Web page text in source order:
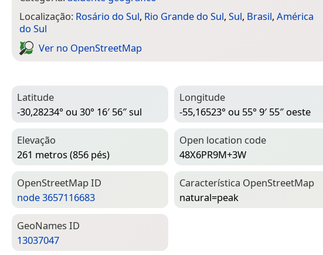
Localização: Rosário do Sul, Rio Grande do Sul, Sul, Brasil, América
do Sul
Ver no Open­Street­Map
Latitude
-30,28234° ou 30° 16′ 56″ sul
Longitude
-55,16523° ou 55° 9′ 55″ oeste
Elevação
261 metros (856 pés)
Open location code
48X6PR9M+3W
Open­Street­Map ID
node 3657116683
Característica Open­Street­Map
natural=­peak
Geo­Names ID
13037047